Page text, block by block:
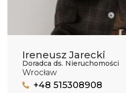
Ireneusz Jarecki
Doradca ds. Nieruchomości
Wrocław
+48 515308908